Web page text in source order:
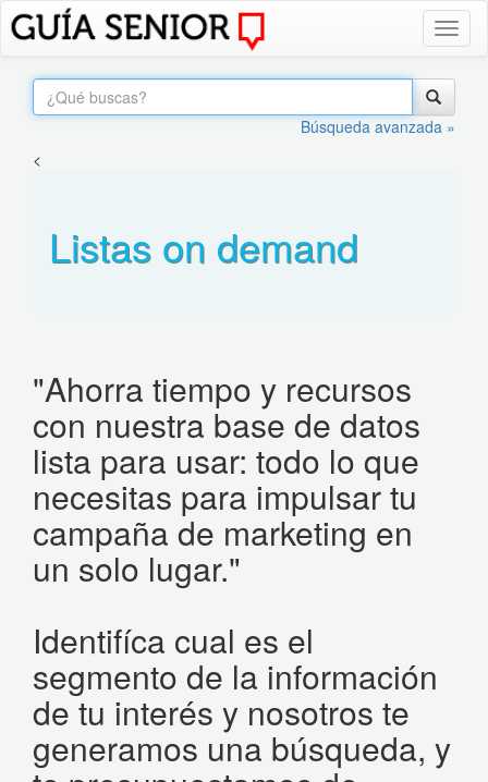
Búsqueda avanzada »
<
Listas on demand
"Ahorra tiempo y recursos
con nuestra base de datos
lista para usar: todo lo que
necesitas para impulsar tu
campaña de marketing en
un solo lugar."
Identifíca cual es el
segmento de la información
de tu interés y nosotros te
generamos una búsqueda, y